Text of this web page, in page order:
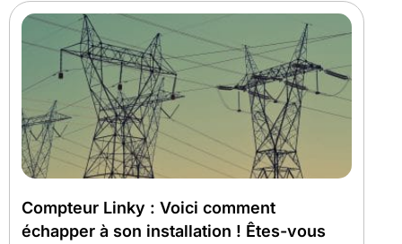
Compteur Linky : Voici comment
échapper à son installation ! Êtes-vous